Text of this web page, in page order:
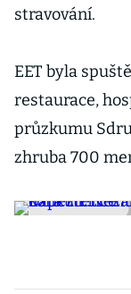
stravování.
EET byla
restaurace,
průzkumu
zhruba 700